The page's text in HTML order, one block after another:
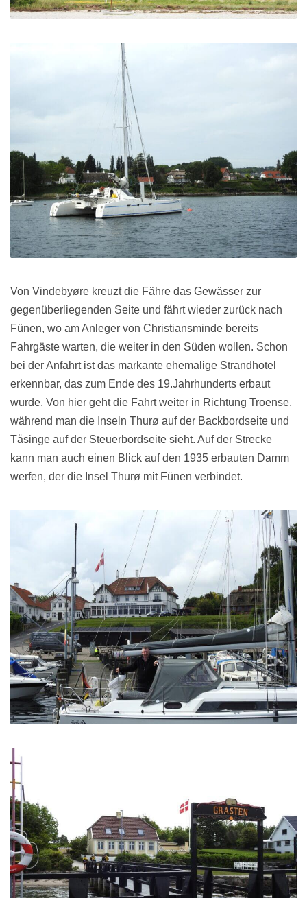
Von Vindebyøre kreuzt die Fähre das Gewässer zur
gegenüberliegenden Seite und fährt wieder zurück nach
Fünen, wo am Anleger von Christiansminde bereits
Fahrgäste warten, die weiter in den Süden wollen. Schon
bei der Anfahrt ist das markante ehemalige Strandhotel
erkennbar, das zum Ende des 19.Jahrhunderts erbaut
wurde. Von hier geht die Fahrt weiter in Richtung Troense,
während man die Inseln Thurø auf der Backbordseite und
Tåsinge auf der Steuerbordseite sieht. Auf der Strecke
kann man auch einen Blick auf den 1935 erbauten Damm
werfen, der die Insel Thurø mit Fünen verbindet.